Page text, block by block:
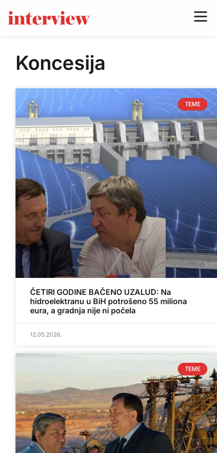
Koncesija
TEME
ČETIRI GODINE BAČENO UZALUD: Na
hidroelektranu u BiH potrošeno 55 miliona
eura, a gradnja nije ni počela
12.05.2026.
TEME